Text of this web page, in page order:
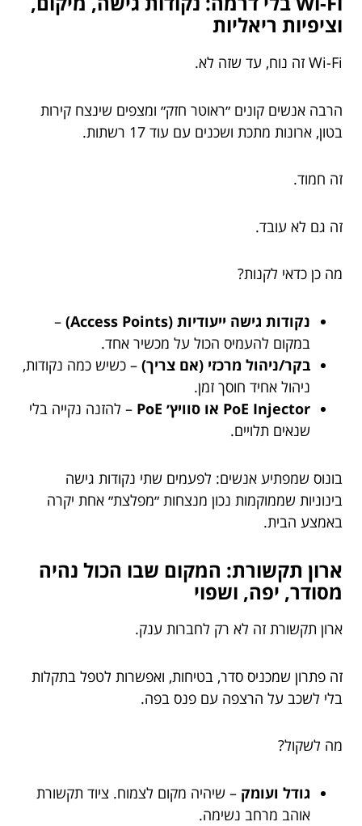
וציפיות ריאליות
Wi-Fi זה נוח, עד שזה לא.
הרבה אנשים קונים ״ראוטר חזק״ ומצפים שינצח קירות
בטון, ארונות מתכת ושכנים עם עוד 17 רשתות.
זה חמוד.
זה גם לא עובד.
מה כן כדאי לקנות?
נקודות גישה ייעודיות (Access Points)
–
במקום להעמיס הכול על מכשיר אחד.
בקר/ניהול מרכזי (אם צריך) – כשיש כמה נקודות,
ניהול אחיד חוסך זמן.
PoE Injector או סוויץ׳ PoE
– להזנה נקייה בלי
שנאים תלויים.
בונוס שמפתיע אנשים: לפעמים שתי נקודות גישה
בינוניות שממוקמות נכון מנצחות ״מפלצת״ אחת יקרה
באמצע הבית.
ארון תקשורת: המקום שבו הכול נהיה
מסודר, יפה, ושפוי
ארון תקשורת זה לא רק לחברות ענק.
זה פתרון שמכניס סדר, בטיחות, ואפשרות לטפל בתקלות
בלי לשכב על הרצפה עם פנס בפה.
מה לשקול?
גודל ועומק – שיהיה מקום לצמוח. ציוד תקשורת
אוהב מרחב נשימה.